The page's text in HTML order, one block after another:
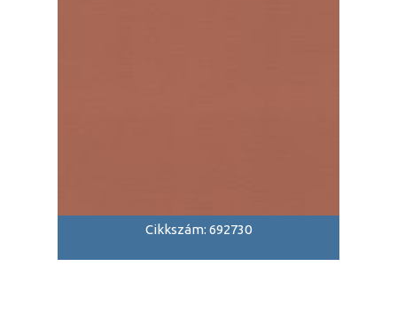
Cikkszám: 692730